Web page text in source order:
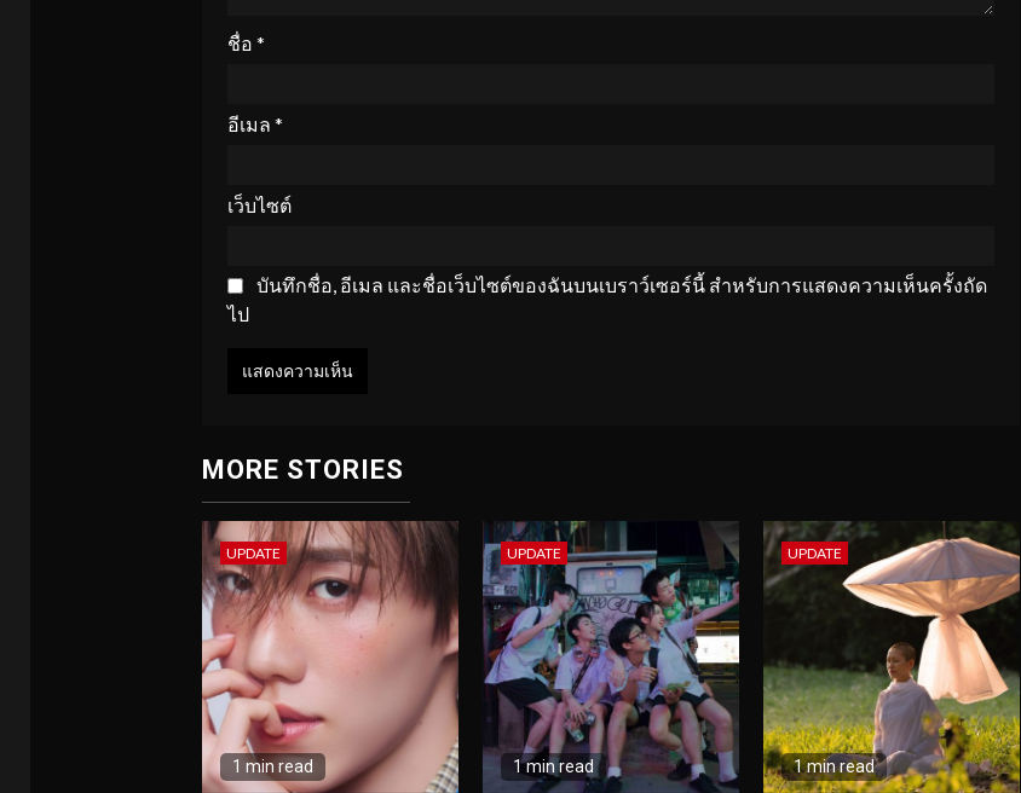
ชื่อ *
อีเมล *
เว็บไซต์
บันทึกชื่อ, อีเมล และชื่อเว็บไซต์ของฉันบนเบราว์เซอร์นี้ สำหรับการแสดงความเห็นครั้งถัด
ไป
MORE STORIES
UPDATE
1 min read
UPDATE
1 min read
UPDATE
1 min read